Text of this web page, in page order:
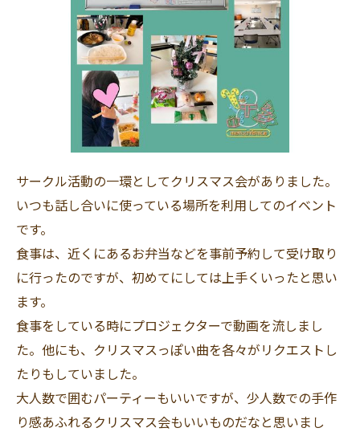
サークル活動の一環としてクリスマス会がありました。
いつも話し合いに使っている場所を利用してのイベント
です。
食事は、近くにあるお弁当などを事前予約して受け取り
に行ったのですが、初めてにしては上手くいったと思い
ます。
食事をしている時にプロジェクターで動画を流しまし
た。他にも、クリスマスっぽい曲を各々がリクエストし
たりもしていました。
大人数で囲むパーティーもいいですが、少人数での手作
り感あふれるクリスマス会もいいものだなと思いまし